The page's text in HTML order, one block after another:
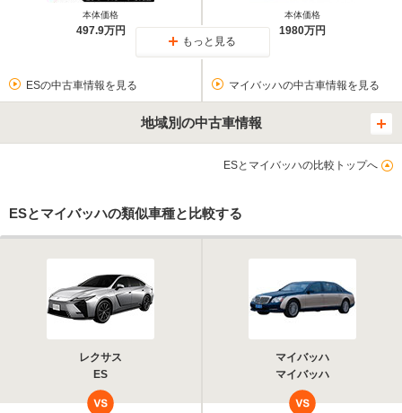
本体価格
497.9万円
本体価格
1980万円
もっと見る
ESの中古車情報を見る マイバッハの中古車情報を見る
地域別の中古車情報
ESとマイバッハの比較トップへ
ESとマイバッハの類似車種と比較する
レクサス
ES
マイバッハ
マイバッハ